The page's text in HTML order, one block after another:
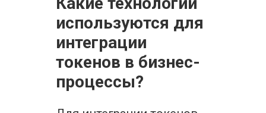
используются для
интеграции
токенов в бизнес-
процессы?